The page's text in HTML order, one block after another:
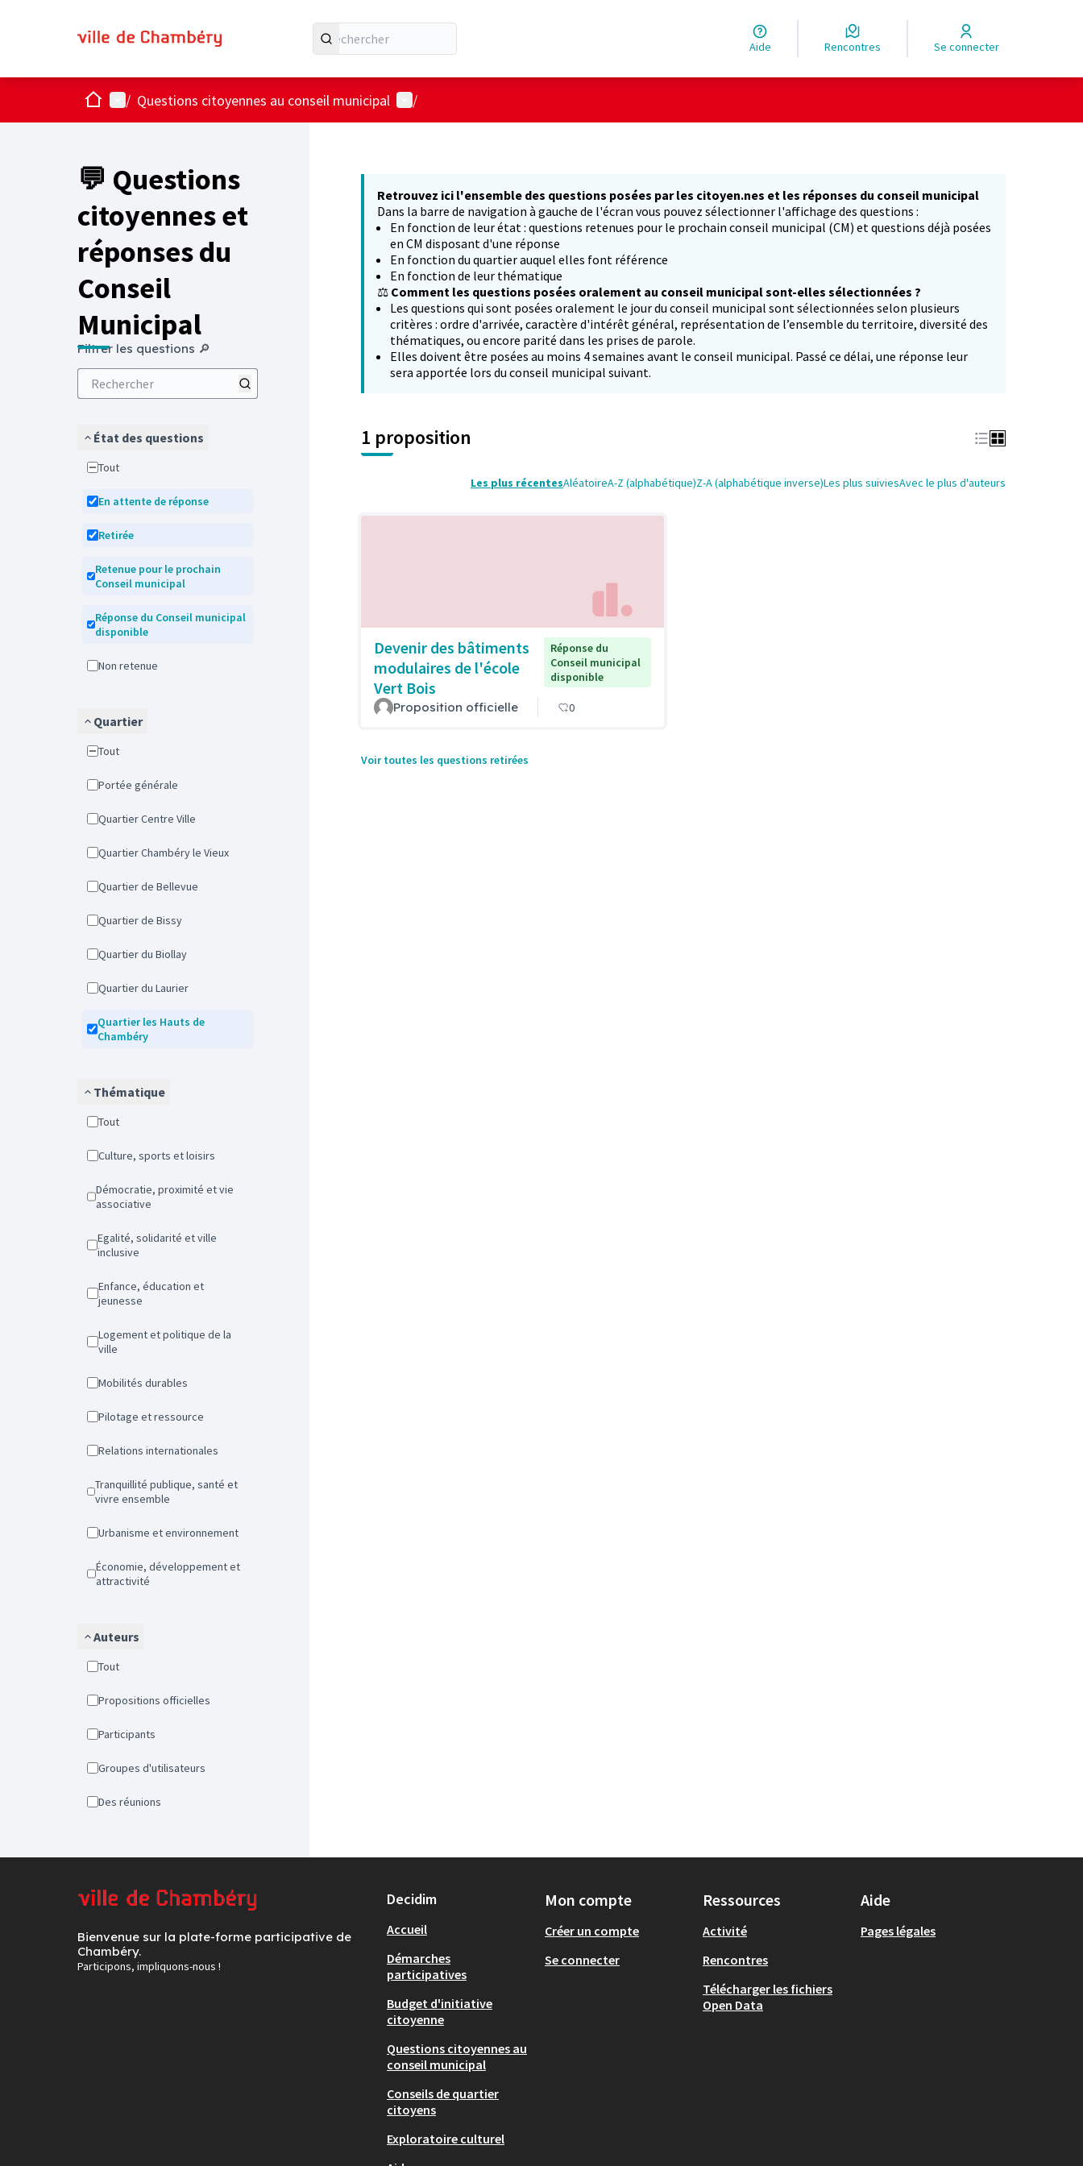
Aide Rencontres Se connecter
AccueilMenu principal
/ Questions citoyennes au conseil municipal Menu utilisateur
/
💬 Questions
citoyennes et
réponses du
Conseil
Municipal
Filtrer les questions 🔎
État des questions
Tout
En attente de réponse
Retirée
Retenue pour le prochain
Conseil municipal
Réponse du Conseil municipal
disponible
Non retenue
Quartier
Tout
Portée générale
Quartier Centre Ville
Quartier Chambéry le Vieux
Quartier de Bellevue
Quartier de Bissy
Quartier du Biollay
Quartier du Laurier
Quartier les Hauts de
Chambéry
Thématique
Tout
Culture, sports et loisirs
Démocratie, proximité et vie
associative
Egalité, solidarité et ville
inclusive
Enfance, éducation et
jeunesse
Logement et politique de la
ville
Mobilités durables
Pilotage et ressource
Relations internationales
Tranquillité publique, santé et
vivre ensemble
Urbanisme et environnement
Économie, développement et
attractivité
Auteurs
Tout
Propositions officielles
Participants
Groupes d'utilisateurs
Des réunions
Retrouvez ici l'ensemble des questions posées par les citoyen.nes et les réponses du conseil municipal
Dans la barre de navigation à gauche de l'écran vous pouvez sélectionner l'affichage des questions :
En fonction de leur état : questions retenues pour le prochain conseil municipal (CM) et questions déjà posées
en CM disposant d'une réponse
En fonction du quartier auquel elles font référence
En fonction de leur thématique
⚖️ Comment les questions posées oralement au conseil municipal sont-elles sélectionnées ?
Les questions qui sont posées oralement le jour du conseil municipal sont sélectionnées selon plusieurs
critères : ordre d'arrivée, caractère d'intérêt général, représentation de l’ensemble du territoire, diversité des
thématiques, ou encore parité dans les prises de parole.
Elles doivent être posées au moins 4 semaines avant le conseil municipal. Passé ce délai, une réponse leur
sera apportée lors du conseil municipal suivant.
1 proposition
Les plus récentesAléatoireA-Z (alphabétique)Z-A (alphabétique inverse)Les plus suiviesAvec le plus d'auteurs
Devenir des bâtiments
modulaires de l'école
Vert Bois
Réponse du
Conseil municipal
disponible
Proposition officielle 0
Voir toutes les questions retirées
Bienvenue sur la plate-forme participative de
Chambéry.
Participons, impliquons-nous !
Decidim
Accueil
Démarches
participatives
Budget d'initiative
citoyenne
Questions citoyennes au
conseil municipal
Conseils de quartier
citoyens
Exploratoire culturel
Mon compte
Créer un compte
Se connecter
Ressources
Activité
Rencontres
Télécharger les fichiers
Open Data
Aide
Pages légales